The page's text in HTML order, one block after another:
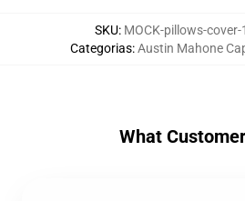
SKU: MOCK-pillows-
Categorias:Austin Mahone
What